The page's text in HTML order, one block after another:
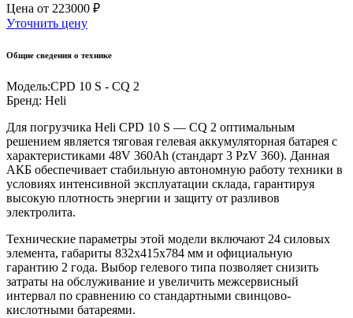
Цена от 223000 ₽
Уточнить цену
Общие сведения о технике
Модель:CPD 10 S - CQ 2
Бренд: Heli
Для погрузчика Heli CPD 10 S — CQ 2 оптимальным
решением является тяговая гелевая аккумуляторная батарея с
характеристиками 48V 360Ah (стандарт 3 PzV 360). Данная
АКБ обеспечивает стабильную автономную работу техники в
условиях интенсивной эксплуатации склада, гарантируя
высокую плотность энергии и защиту от разливов
электролита.
Технические параметры этой модели включают 24 силовых
элемента, габариты 832x415x784 мм и официальную
гарантию 2 года. Выбор гелевого типа позволяет снизить
затраты на обслуживание и увеличить межсервисный
интервал по сравнению со стандартными свинцово-
кислотными батареями.